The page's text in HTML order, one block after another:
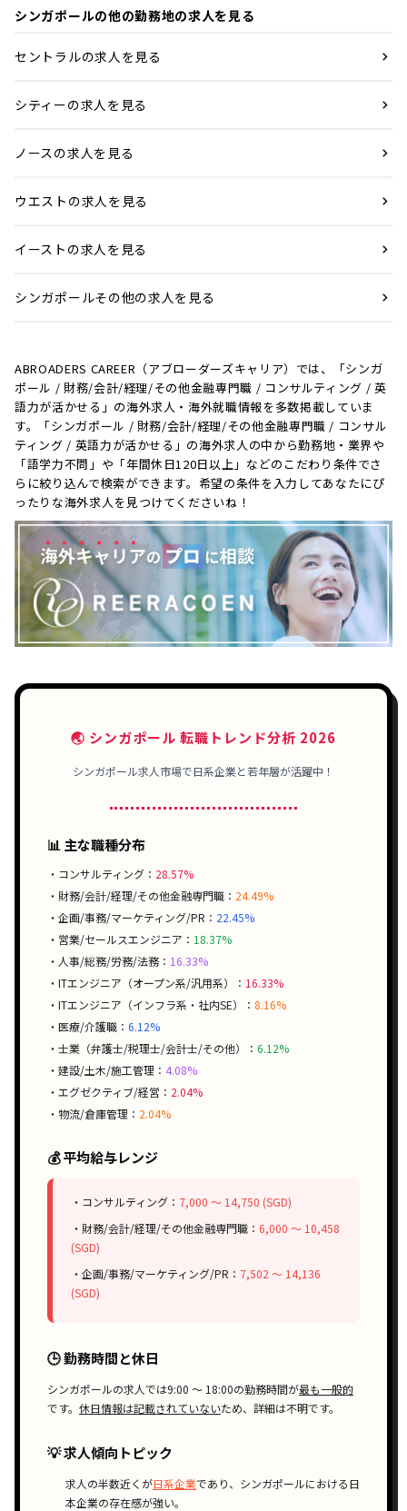
シンガポールの他の勤務地の求人を見る
セントラルの求人を見る
シティーの求人を見る
ノースの求人を見る
ウエストの求人を見る
イーストの求人を見る
シンガポールその他の求人を見る
ABROADERS CAREER（アブローダーズキャリア）では、「シンガ
ポール / 財務/会計/経理/その他金融専門職 / コンサルティング / 英
語力が活かせる」の海外求人・海外就職情報を多数掲載していま
す。「シンガポール / 財務/会計/経理/その他金融専門職 / コンサル
ティング / 英語力が活かせる」の海外求人の中から勤務地・業界や
「語学力不問」や「年間休日120日以上」などのこだわり条件でさ
らに絞り込んで検索ができます。希望の条件を入力してあなたにぴ
ったりな海外求人を見つけてくださいね！
🌏 シンガポール 転職トレンド分析 2026
シンガポール求人市場で日系企業と若年層が活躍中！
📊 主な職種分布
・コンサルティング： 28.57%
・財務/会計/経理/その他金融専門職： 24.49%
・企画/事務/マーケティング/PR： 22.45%
・営業/セールスエンジニア： 18.37%
・人事/総務/労務/法務： 16.33%
・ITエンジニア（オープン系/汎用系）： 16.33%
・ITエンジニア（インフラ系・社内SE）： 8.16%
・医療/介護職： 6.12%
・士業（弁護士/税理士/会計士/その他）： 6.12%
・建設/土木/施工管理： 4.08%
・エグゼクティブ/経営： 2.04%
・物流/倉庫管理： 2.04%
💰 平均給与レンジ
・コンサルティング： 7,000 〜 14,750 (SGD)
・財務/会計/経理/その他金融専門職： 6,000 〜 10,458
(SGD)
・企画/事務/マーケティング/PR： 7,502 〜 14,136
(SGD)
🕒 勤務時間と休日
シンガポールの求人では9:00 〜 18:00の勤務時間が最も一般的
です。 休日情報は記載されていないため、詳細は不明です。
💡 求人傾向トピック
求人の半数近くが日系企業であり、シンガポールにおける日
本企業の存在感が強い。